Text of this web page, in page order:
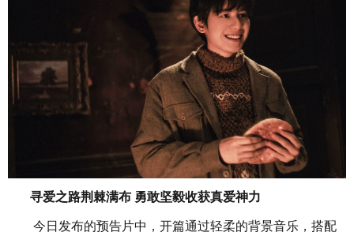
寻爱之路荆棘满布 勇敢坚毅收获真爱神力
今日发布的预告片中，开篇通过轻柔的背景音乐，搭配